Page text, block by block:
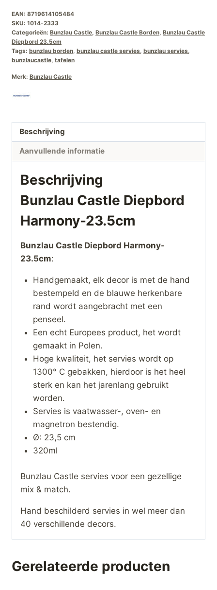
Harmony-
23.5cm
aantal
EAN: 8719614105484
SKU: 1014-2333
Categorieën: Bunzlau Castle, Bunzlau Castle Borden, Bunzlau Castle
Diepbord 23.5cm
Tags: bunzlau borden, bunzlau castle servies, bunzlau servies,
bunzlaucastle, tafelen
Merk: Bunzlau Castle
Beschrijving
Aanvullende informatie
Beschrijving
Bunzlau Castle Diepbord
Harmony-23.5cm
Bunzlau Castle Diepbord Harmony-
23.5cm:
Handgemaakt, elk decor is met de hand
bestempeld en de blauwe herkenbare
rand wordt aangebracht met een
penseel.
Een echt Europees product, het wordt
gemaakt in Polen.
Hoge kwaliteit, het servies wordt op
1300° C gebakken, hierdoor is het heel
sterk en kan het jarenlang gebruikt
worden.
Servies is vaatwasser-, oven- en
magnetron bestendig.
Ø: 23,5 cm
320ml
Bunzlau Castle servies voor een gezellige
mix & match.
Hand beschilderd servies in wel meer dan
40 verschillende decors.
Gerelateerde producten